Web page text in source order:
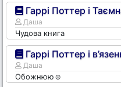
Гаррі Поттер і
Даша
Чудова книга
Гаррі Поттер і
Даша
Обожнюю☺️